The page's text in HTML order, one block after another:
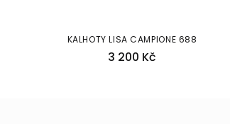
KALHOTY LISA CAMPIONE 688
3 200 Kč